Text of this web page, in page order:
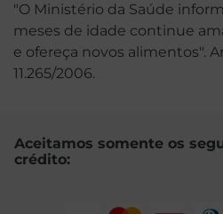
"O Ministério da Saúde
meses de idade continue
e ofereça novos alimentos".
11.265/2006.
Aceitamos somente os
crédito: